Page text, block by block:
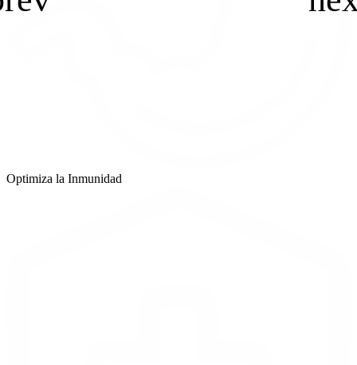
Optimiza la Inmunidad